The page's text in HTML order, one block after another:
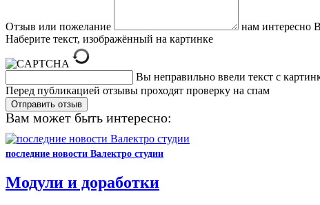
Отзыв или пожелание
нам интересно
Наберите текст, изображённый на картинке
Вы неправильно ввели текст с
Перед публикацией отзывы проходят проверку на спам
Вам может быть интересно:
последние новости Валектро студии
Модули и доработки